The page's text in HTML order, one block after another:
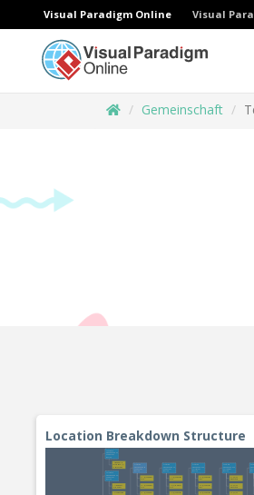
Visual Paradigm Online Visual
Gemeinschaft
Location Breakdown Structure